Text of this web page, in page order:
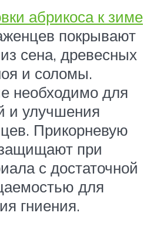
абрикоса к зиме
покрывают
сена, древесных
и соломы.
необходимо для
и улучшения
Прикорневую
при
с достаточной
для
гниения.